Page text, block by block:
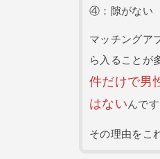
④：隙がない
マッチングア
ら入ることが
件だけで男
はないんです
その理由をこ